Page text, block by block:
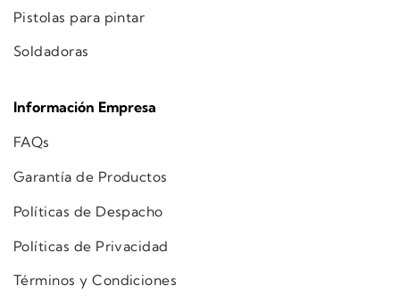
Pistolas para pintar
Soldadoras
Información Empresa
FAQs
Garantía de Productos
Políticas de Despacho
Políticas de Privacidad
Términos y Condiciones